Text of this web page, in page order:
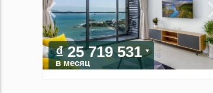
₫ 25 719 531
в месяц